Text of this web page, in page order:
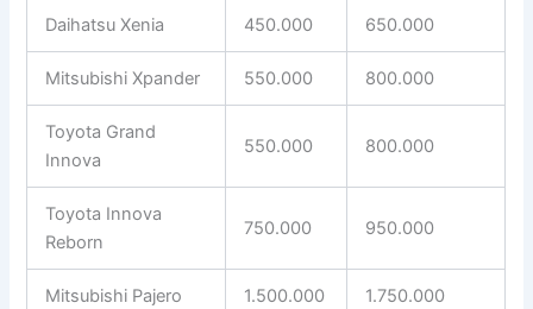
Daihatsu Xenia 450.000 650.000
Mitsubishi Xpander 550.000 800.000
Toyota Grand
Innova
550.000 800.000
Toyota Innova
Reborn
750.000 950.000
Mitsubishi Pajero 1.500.000 1.750.000